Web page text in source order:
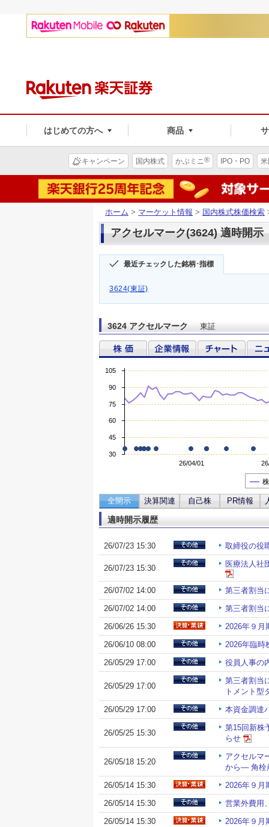
はじめての方へ 商品
キャンペーン 国内株式 かぶミニ® IPO・PO
ホーム > マーケット情報 > 国内株式株価検索
アクセルマーク(3624) 適時開示
最近チェックした銘柄･指標
3624(東証)
3624 アクセルマーク 東証